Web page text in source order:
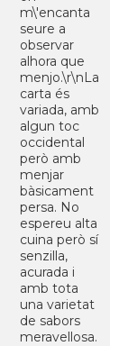
m\'encanta
seure a
observar
alhora que
menjo.\r\nLa
carta és
variada, amb
algun toc
occidental
però amb
menjar
bàsicament
persa. No
espereu alta
cuina però sí
senzilla,
acurada i
amb tota
una varietat
de sabors
meravellosa.